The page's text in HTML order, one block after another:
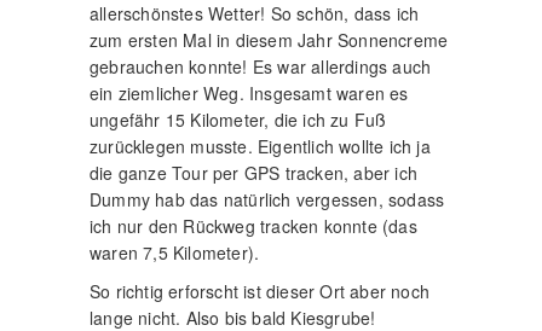
allerschönstes Wetter! So schön, dass ich
zum ersten Mal in diesem Jahr Sonnencreme
gebrauchen konnte! Es war allerdings auch
ein ziemlicher Weg. Insgesamt waren es
ungefähr 15 Kilometer, die ich zu Fuß
zurücklegen musste. Eigentlich wollte ich ja
die ganze Tour per GPS tracken, aber ich
Dummy hab das natürlich vergessen, sodass
ich nur den Rückweg tracken konnte (das
waren 7,5 Kilometer).
So richtig erforscht ist dieser Ort aber noch
lange nicht. Also bis bald Kiesgrube!